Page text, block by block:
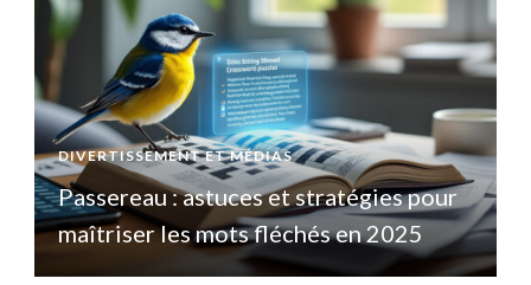
DIVERTISSEMENT ET MÉDIAS
Passereau : astuces et stratégies pour
maîtriser les mots fléchés en 2025